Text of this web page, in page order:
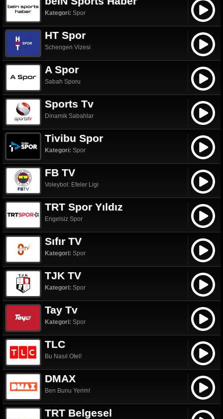
Kategori: Spor
HT Spor
Schengen Vizesi
A Spor
Sabah Sporu
Sports Tv
Dinamik Sabahlar
Tivibu Spor
Kategori: Spor
FB TV
Voleybol: Efeler Ligi
TRT Spor Yıldız
Engelsiz Spor
Sıfır TV
Kategori: Spor
TJK TV
Kategori: Spor
Tay Tv
Kategori: Spor
TLC
Bu Nasıl Otel!
DMAX
Ben Bunu Yerim!
TRT Belgesel